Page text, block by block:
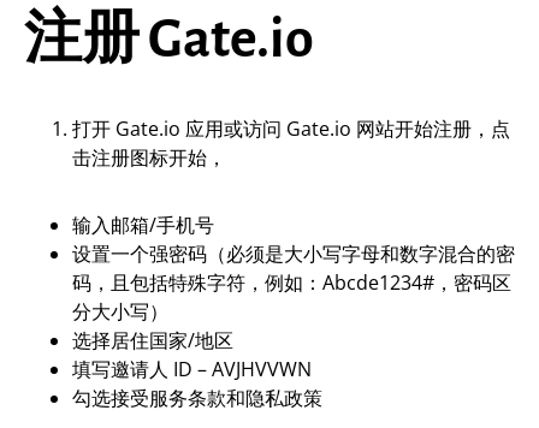
注册 Gate.io
打开 Gate.io 应用或访问 Gate.io 网站开始注册，点
击注册图标开始，
输入邮箱/手机号
设置一个强密码（必须是大小写字母和数字混合的密
码，且包括特殊字符，例如：Abcde1234#，密码区
分大小写）
选择居住国家/地区
填写邀请人 ID – AVJHVVWN
勾选接受服务条款和隐私政策